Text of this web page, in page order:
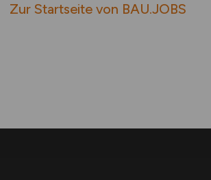
Zur Startseite von BAU.JOBS